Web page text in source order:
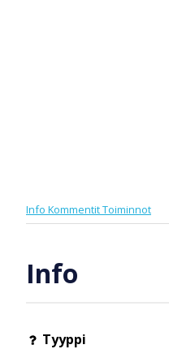
Info KommentitToiminnot
Info
Tyyppi